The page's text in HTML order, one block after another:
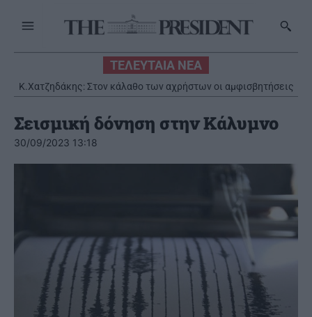
ΤΕΛΕΥΤΑΙΑ ΝΕΑ
Ψεκασμοί για την καταπολέμηση των κουνουπιών, στις 10-11-
12 Αυγούστου
Σεισμική δόνηση στην Κάλυμνο
30/09/2023 13:18